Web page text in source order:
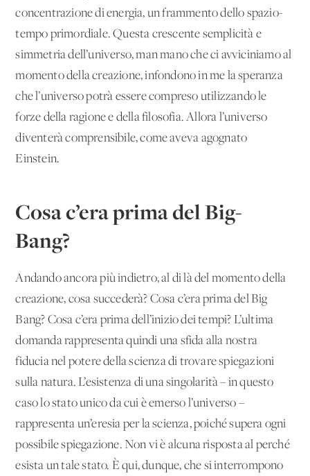
concentrazione di energia, un frammento dello spazio-
tempo primordiale. Questa crescente semplicità e
simmetria dell’universo, man mano che ci avviciniamo al
momento della creazione, infondono in me la speranza
che l’universo potrà essere compreso utilizzando le
forze della ragione e della filosofia. Allora l’universo
diventerà comprensibile, come aveva agognato
Einstein.
Cosa c’era prima del Big-
Bang?
Andando ancora più indietro, al di là del momento della
creazione, cosa succederà? Cosa c’era prima del Big
Bang? Cosa c’era prima dell’inizio dei tempi? L’ultima
domanda rappresenta quindi una sfida alla nostra
fiducia nel potere della scienza di trovare spiegazioni
sulla natura. L’esistenza di una singolarità – in questo
caso lo stato unico da cui è emerso l’universo –
rappresenta un’eresia per la scienza, poiché supera ogni
possibile spiegazione. Non vi è alcuna risposta al perché
esista un tale stato. È qui, dunque, che si interrompono